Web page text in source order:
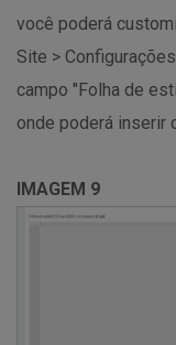
você poderá
Site >
campo "Folha de
onde poderá inserir
IMAGEM 9